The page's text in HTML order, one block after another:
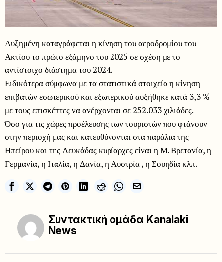
Αυξημένη καταγράφεται η κίνηση του αεροδρομίου του
Ακτίου το πρώτο εξάμηνο του 2025 σε σχέση με το
αντίστοιχο διάστημα του 2024.
Ειδικότερα σύμφωνα με τα στατιστικά στοιχεία η κίνηση
επιβατών εσωτερικού και εξωτερικού αυξήθηκε κατά 3,3 %
με τους επισκέπτες να ανέρχονται σε 252.033 χιλιάδες.
Όσο για τις χώρες προέλευσης των τουριστών που φτάνουν
στην περιοχή μας και κατευθύνονται στα παράλια της
Ηπείρου και της Λευκάδας κυρίαρχες είναι η Μ. Βρετανία, η
Γερμανία, η Ιταλία, η Δανία, η Αυστρία , η Σουηδία κλπ.
Συντακτική ομάδα Kanalaki
News